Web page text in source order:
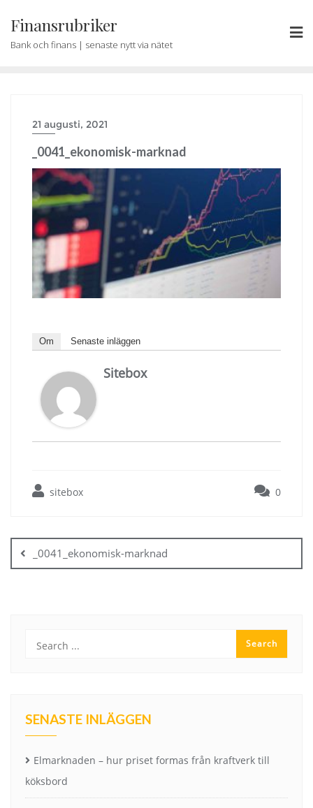
content
Finansrubriker
Bank och finans | senaste nytt via nätet
21 augusti, 2021
_0041_ekonomisk-marknad
Om Senaste inläggen
Sitebox
sitebox 0
_0041_ekonomisk-marknad
SENASTE INLÄGGEN
Elmarknaden – hur priset formas från kraftverk till
köksbord